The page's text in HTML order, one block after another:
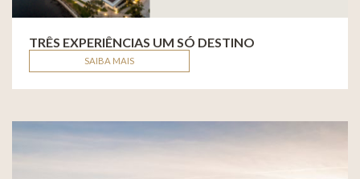
TRÊS EXPERIÊNCIAS UM SÓ DESTINO
SAIBA MAIS